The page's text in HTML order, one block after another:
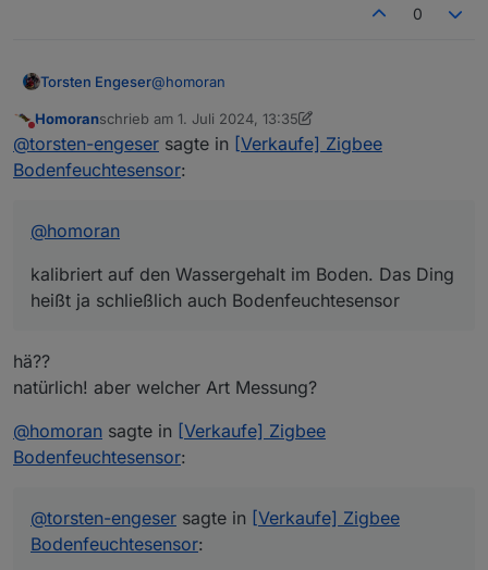
immerhin haben beide zeitgleich den Drop
0
Torsten Engeser@homoran
kalibriert auf den Wassergehalt im Boden. Das
Ding heißt ja schließlich auch
Bodenfeuchtesensor
Nicht stören
Homoranschrieb am 1. Juli 2024, 13:35
zuletzt editiert von Homoran7. Jan. 2024, 15:35
@torsten-engeser sagte in [Verkaufe] Zigbee
Bodenfeuchtesensor:
@homoran
kalibriert auf den Wassergehalt im Boden. Das Ding
heißt ja schließlich auch Bodenfeuchtesensor
hä??
natürlich! aber welcher Art Messung?
@homoran sagte in [Verkaufe] Zigbee
Bodenfeuchtesensor:
@torsten-engeser sagte in [Verkaufe] Zigbee
Bodenfeuchtesensor: